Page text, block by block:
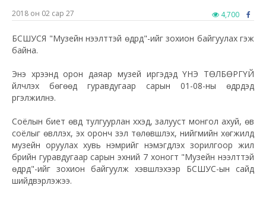
2018 он 02 сар 27 4,700
БСШУСЯ "Музейн нээлттэй өдрүүд"-ийг зохион байгуулах гэж
байна.
Энэ хүрээнд орон даяар музей иргэдэд ҮНЭ ТӨЛБӨРГҮЙ
үйлчлэх бөгөөд гуравдугаар сарын 01-08-ны өдрүүдэд
үргэлжилнэ.
Соёлын биет өвд тулгуурлан хүүхэд, залууст монгол ахуй, өв
соёлыг өвлүүлэх, эх оронч үзэл төлөвшүүлэх, нийгмийн хөгжилд
музейн оруулах хувь нэмрийг нэмэгдүүлэх зорилгоор жил
бүрийн гуравдугаар сарын эхний 7 хоногт "Музейн нээлттэй
өдрүүд"-ийг зохион байгуулж хэвшүүлэхээр БСШУС-ын сайд
шийдвэрлэжээ.